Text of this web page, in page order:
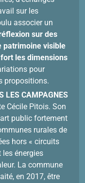
sur les
associer un
sur des
patrimoine visible
les dimensions
pour
propositions.
LES CAMPAGNES
Cécile Pitois. Son
public fortement
rurales de
hors « circuits
énergies
La commune
en 2017, être